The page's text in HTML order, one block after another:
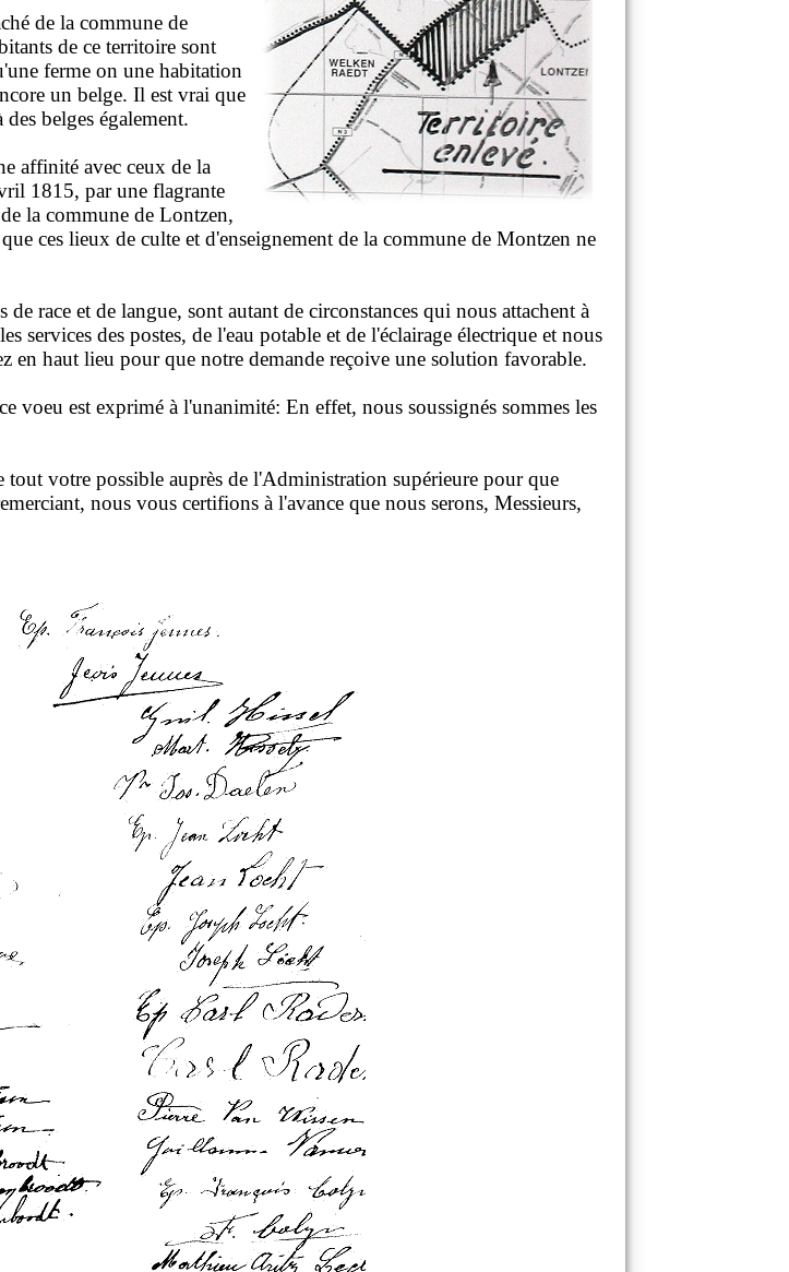
de la commune de
de ce territoire sont
ferme on une habitation
un belge. Il est vrai que
belges également.
affinité avec ceux de la
1815, par une flagrante
la commune de Lontzen,
ces lieux de culte et d'enseignement de la commune de Montzen ne
race et de langue, sont autant de circonstances qui nous attachent à
services des postes, de l'eau potable et de l'éclairage électrique et nous
en haut lieu pour que notre demande reçoive une solution favorable.
voeu est exprimé à l'unanimité: En effet, nous soussignés sommes les
votre possible auprès de l'Administration supérieure pour que
nous vous certifions à l'avance que nous serons, Messieurs,